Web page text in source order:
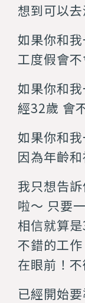
想到可以
如果你和
工度假會
如果你和
經32歲 會
如果你和
因為年齡
我只想告
啦～ 只要
相信就算
不錯的工
在眼前！
已經開始